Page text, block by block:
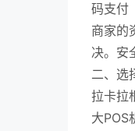
码支付
商家的
决。安
二、选
拉卡拉
大POS